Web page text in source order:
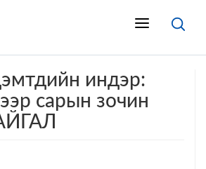
индэр:
сарын зочин